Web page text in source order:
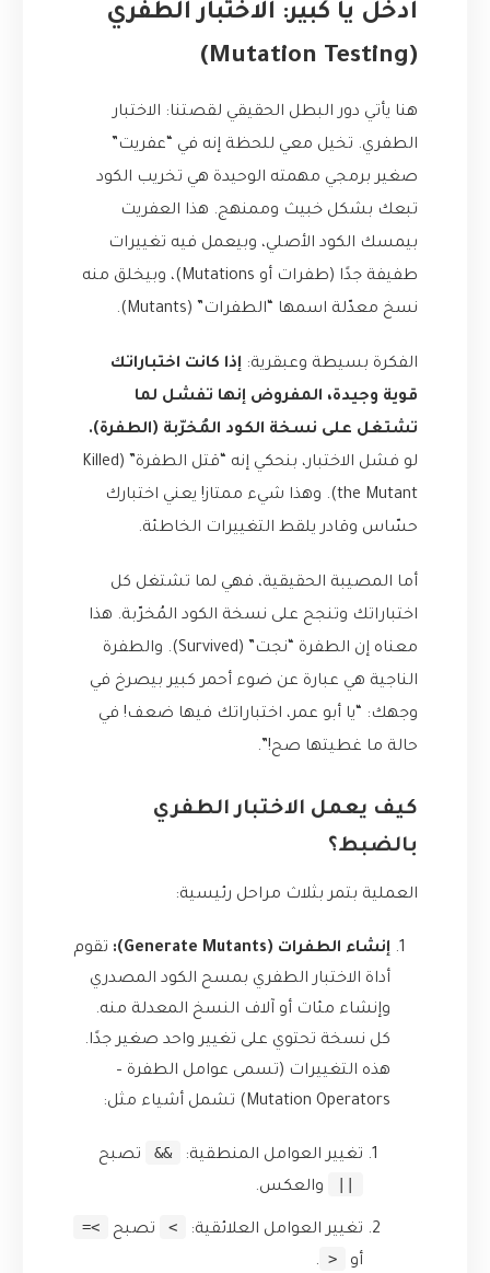
ادخل يا كبير: الاختبار الطفري
(Mutation Testing)
هنا يأتي دور البطل الحقيقي لقصتنا: الاختبار
الطفري. تخيل معي للحظة إنه في “عفريت”
صغير برمجي مهمته الوحيدة هي تخريب الكود
تبعك بشكل خبيث وممنهج. هذا العفريت
بيمسك الكود الأصلي، وبيعمل فيه تغييرات
طفيفة جدًا (طفرات أو Mutations)، وبيخلق منه
نسخ معدّلة اسمها “الطفرات” (Mutants).
الفكرة بسيطة وعبقرية: إذا كانت اختباراتك
قوية وجيدة، المفروض إنها تفشل لما
تشتغل على نسخة الكود المُخرّبة (الطفرة).
لو فشل الاختبار، بنحكي إنه “قتل الطفرة” (Killed
the Mutant). وهذا شيء ممتاز! يعني اختبارك
حسّاس وقادر يلقط التغييرات الخاطئة.
أما المصيبة الحقيقية، فهي لما تشتغل كل
اختباراتك وتنجح على نسخة الكود المُخرّبة. هذا
معناه إن الطفرة “نجت” (Survived). والطفرة
الناجية هي عبارة عن ضوء أحمر كبير بيصرخ في
وجهك: “يا أبو عمر، اختباراتك فيها ضعف! في
حالة ما غطيتها صح!”.
كيف يعمل الاختبار الطفري
بالضبط؟
العملية بتمر بثلاث مراحل رئيسية:
إنشاء الطفرات (Generate Mutants):
تقوم
أداة الاختبار الطفري بمسح الكود المصدري
وإنشاء مئات أو آلاف النسخ المعدلة منه.
كل نسخة تحتوي على تغيير واحد صغير جدًا.
هذه التغييرات (تسمى عوامل الطفرة –
Mutation Operators) تشمل أشياء مثل:
تغيير العوامل المنطقية: &&
تصبح
والعكس.
تغيير العوامل العلائقية: > تصبح
>=
أو
<
.